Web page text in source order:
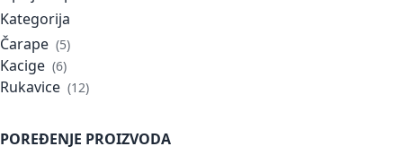
Kategorija
Čarape
5
Kacige 6
Rukavice 12
POREĐENJE PROIZVODA